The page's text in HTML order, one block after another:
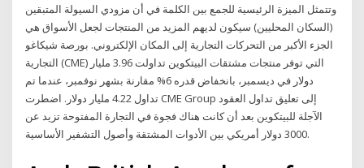
وتتمثل الميزة الرئيسية للجمع بين الكلمة في أن مزودي السيولة المتبقين
(السكان المحليين) سيكون لديهم المزيد من المنتجات لجعل الأسواق هي
الجزء الأكبر من التحركات التجارية إلى المكان الإلكتروني. بورصة شيكاغو
التجارية (CME) التي توفر منتجات مشتقات البيتكوين تداولت 3.96 مليار
دولار في ديسمبر، بانخفاض قدره 6% مقارنة بشهر نوفمبر، عندما تم
تداول 4.22 مليار دولار. اضطرت CME Group إلى تعليق تداول العقود
الآجلة للبيتكوين بعد أن كانت هناك فجوة في التجارة المفتوحة تزيد عن
3000 دولار أمريكي بين الأدوات المشتقة وأصول التشفير الأساسية.